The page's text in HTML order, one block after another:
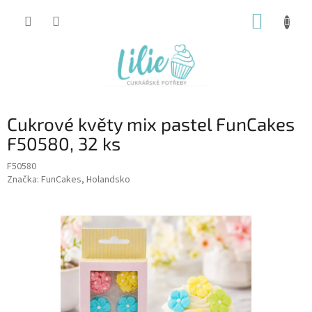
Cukrové květy mix pastel FunCakes
F50580, 32 ks
F50580
Značka: FunCakes, Holandsko